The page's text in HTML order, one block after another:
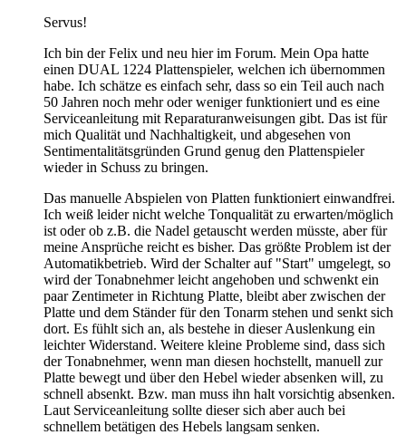
Servus!
Ich bin der Felix und neu hier im Forum. Mein Opa hatte
einen DUAL 1224 Plattenspieler, welchen ich übernommen
habe. Ich schätze es einfach sehr, dass so ein Teil auch nach
50 Jahren noch mehr oder weniger funktioniert und es eine
Serviceanleitung mit Reparaturanweisungen gibt. Das ist für
mich Qualität und Nachhaltigkeit, und abgesehen von
Sentimentalitätsgründen Grund genug den Plattenspieler
wieder in Schuss zu bringen.
Das manuelle Abspielen von Platten funktioniert einwandfrei.
Ich weiß leider nicht welche Tonqualität zu erwarten/möglich
ist oder ob z.B. die Nadel getauscht werden müsste, aber für
meine Ansprüche reicht es bisher. Das größte Problem ist der
Automatikbetrieb. Wird der Schalter auf "Start" umgelegt, so
wird der Tonabnehmer leicht angehoben und schwenkt ein
paar Zentimeter in Richtung Platte, bleibt aber zwischen der
Platte und dem Ständer für den Tonarm stehen und senkt sich
dort. Es fühlt sich an, als bestehe in dieser Auslenkung ein
leichter Widerstand. Weitere kleine Probleme sind, dass sich
der Tonabnehmer, wenn man diesen hochstellt, manuell zur
Platte bewegt und über den Hebel wieder absenken will, zu
schnell absenkt. Bzw. man muss ihn halt vorsichtig absenken.
Laut Serviceanleitung sollte dieser sich aber auch bei
schnellem betätigen des Hebels langsam senken.